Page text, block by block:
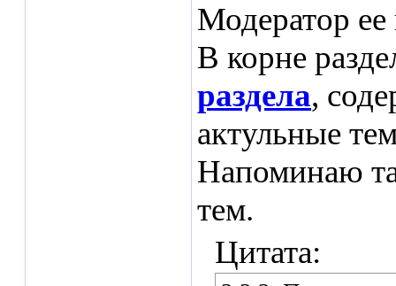
Модератор ее
В корне
раздела,
актульные
Напоминаю
тем.
Цитата: